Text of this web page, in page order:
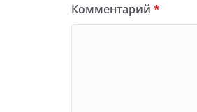
Комментарий *